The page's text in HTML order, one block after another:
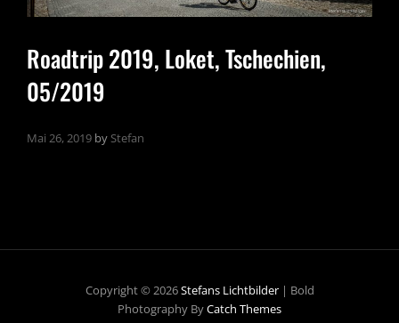
Roadtrip 2019, Loket, Tschechien,
05/2019
Mai 26, 2019 by Stefan
Copyright © 2026Stefans Lichtbilder | Bold
Photography ByCatch Themes